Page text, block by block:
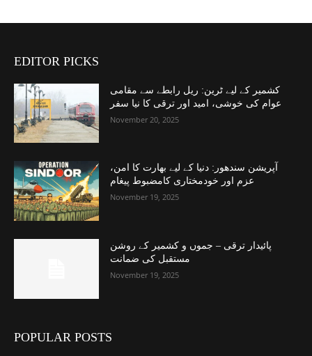
EDITOR PICKS
کشمیر کے لیے ٹرین: ریل رابطے سے مقامی
عوام کی خوشی، امید اور ترقی کا نیا سفر
November 20, 2025
آپریشن سندھور: دنیا کے لیے بھارت کا امن،
عزم اور خودمختاری کامضبوط پیغام
November 19, 2025
پائیدار ترقی – جموں و کشمیر کے روشن
مستقبل کی ضمانت
November 19, 2025
POPULAR POSTS